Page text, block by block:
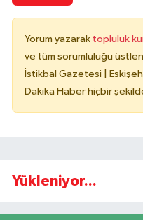
Yorum yazarak topluluk
ve tüm sorumluluğu
İstikbal Gazetesi |
Dakika Haber hiçbir
Yükleniyor...